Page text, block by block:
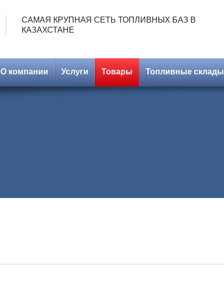
САМАЯ КРУПНАЯ СЕТЬ ТОПЛИВНЫХ БАЗ В
КАЗАХСТАНЕ
О компании Услуги Товары Топливные склады